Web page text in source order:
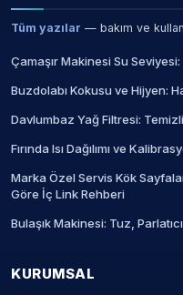
Tüm yazılar — bakım ve
Çamaşır Makinesi Su
Buzdolabı Kokusu ve Hijyen:
Davlumbaz Yağ Filtresi:
Fırında Isı Dağılımı ve
Marka Özel Servis Kök
Göre İç Link Rehberi
Bulaşık Makinesi: Tuz,
KURUMSAL